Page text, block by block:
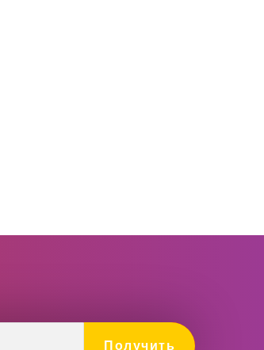
Получить